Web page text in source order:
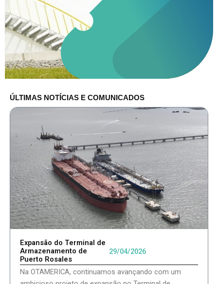
ÚLTIMAS NOTÍCIAS E COMUNICADOS
Expansão do Terminal de
Armazenamento de
Puerto Rosales
29/04/2026
Na OTAMERICA, continuamos avançando com um